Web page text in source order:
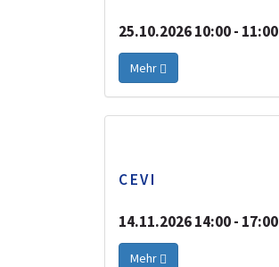
25.10.2026 10:00 - 11:00
Mehr
CEVI
14.11.2026 14:00 - 17:00
Mehr